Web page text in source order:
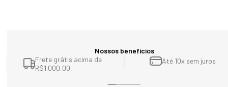
Nossos benefícios
Frete grátis acima de
R$1.000,00
Até 10x sem juros